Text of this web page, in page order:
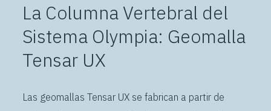
La Columna Vertebral del
Sistema Olympia: Geomalla
Tensar UX
Las geomallas Tensar UX se fabrican a partir de